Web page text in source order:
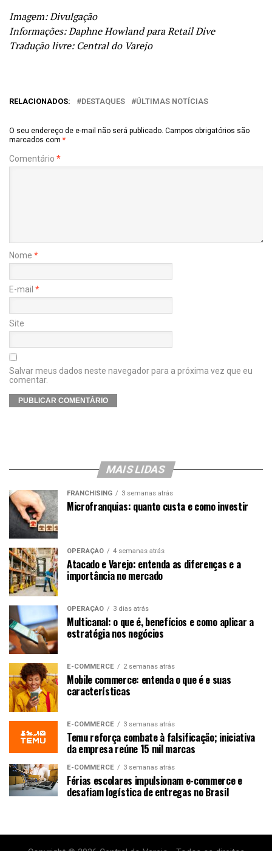
Imagem: Divulgação
Informações: Daphne Howland paraRetail Dive
Tradução livre: Central do Varejo
RELACIONADOS: DESTAQUES ÚLTIMAS NOTÍCIAS
O seu endereço de e-mail não será publicado. Campos obrigatórios são
marcados com *
Comentário *
Nome *
E-mail *
Site
Salvar meus dados neste navegador para a próxima vez que eu
comentar.
MAIS LIDAS
FRANCHISING 3 semanas atrás
Microfranquias: quanto custa e como investir
OPERAÇÃO 4 semanas atrás
Atacado e Varejo: entenda as diferenças e a
importância no mercado
OPERAÇÃO 3 dias atrás
Multicanal: o que é, benefícios e como aplicar a
estratégia nos negócios
E-COMMERCE 2 semanas atrás
Mobile commerce: entenda o que é e suas
características
E-COMMERCE 3 semanas atrás
Temu reforça combate à falsificação; iniciativa
da empresa reúne 15 mil marcas
E-COMMERCE 3 semanas atrás
Férias escolares impulsionam e-commerce e
desafiam logística de entregas no Brasil